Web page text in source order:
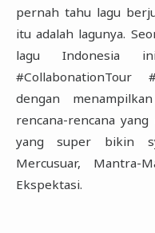
pernah tahu lagu
itu adalah lagunya.
lagu Indonesia
#CollabonationTour
dengan
rencana-rencana
yang super bikin
Mercusuar, Mantra-
Ekspektasi. ‎